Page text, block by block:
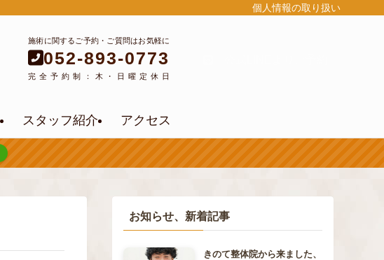
個人情報の取り扱い
施術に関するご予約・ご質問はお気軽に
052-893-0773
完全予約制：木・日曜定休日
スタッフ紹介 アクセス
お知らせ、新着記事
きのて整体院から来ました、